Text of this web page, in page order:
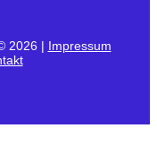
2026 | Impressum